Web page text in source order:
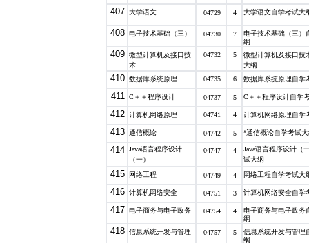
407 大学语文 04729 4 大学语文自学考试大
408 电子技术基础（三） 04730 7
电子技术基础（三）
纲
409 微型计算机及接口技
术
04732 5
微型计算机及接口技
大纲
410 数据库系统原理 04735 6 数据库系统原理自学
411 C＋＋程序设计 04737 5 C＋＋程序设计自学
412 计算机网络原理 04741 4 计算机网络原理自学
413 通信概论 04742 5 *通信概论自学考试
414 Java语言程序设计
（一）
04747 4 Java语言程序设计（
试大纲
415 网络工程 04749 4 网络工程自学考试大
416 计算机网络安全 04751 3 计算机网络安全自学
417 电子商务与电子政务 04754 4
电子商务与电子政务
纲
418 信息系统开发与管理 04757 5
信息系统开发与管理
纲